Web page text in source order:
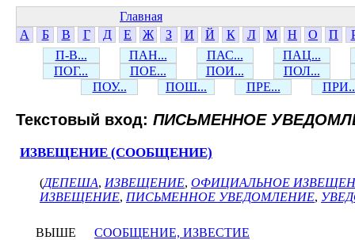
Главная
А
Б В Г Д Е Ж З И Й К Л М Н О П
П-В...
ПАН... ПАС...
ПАЦ...
ПОГ...
ПОЕ... ПОИ...
ПОЛ...
ПОУ...
ПОШ... ПРЕ...
Текстовый вход: ПИСЬМЕННОЕ
ИЗВЕЩЕНИЕ (СООБЩЕНИЕ)
(ДЕПЕША, ИЗВЕЩЕНИЕ, ОФИЦИАЛЬНОЕ
ИЗВЕЩЕНИЕ, ПИСЬМЕННОЕ УВЕДОМЛЕНИЕ,
ВЫШЕ
СООБЩЕНИЕ, ИЗВЕСТИЕ